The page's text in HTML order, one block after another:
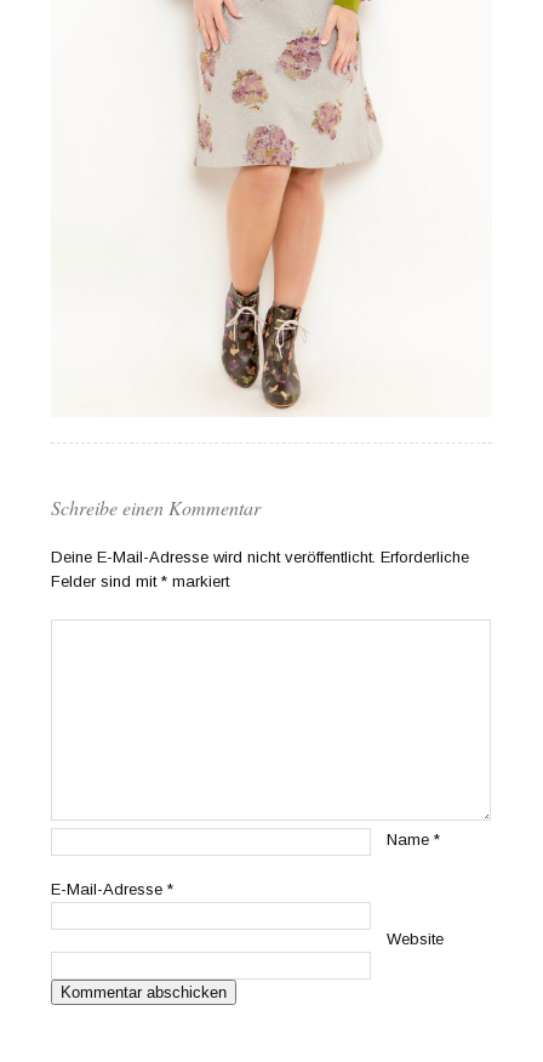
Schreibe einen Kommentar
Deine E-Mail-Adresse wird nicht veröffentlicht. Erforderliche
Felder sind mit* markiert
Name*
E-Mail-Adresse*
Website